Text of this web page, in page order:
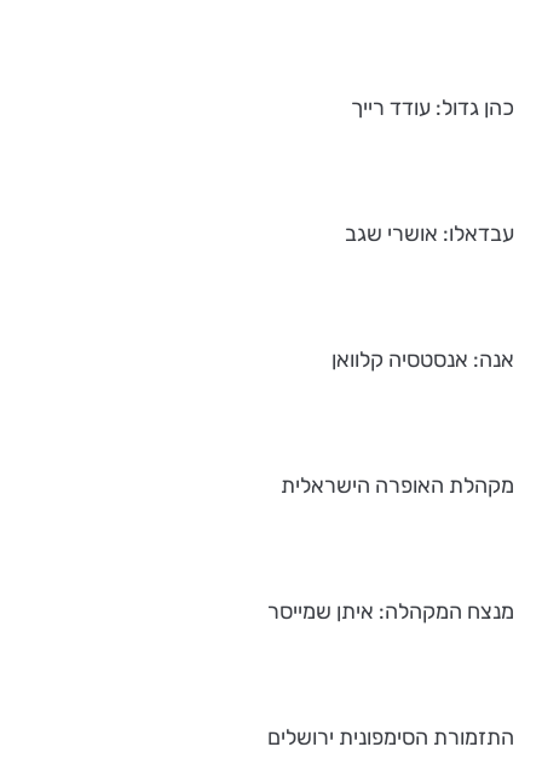
כהן גדול: עודד רייך
עבדאלו: אושרי שגב
אנה: אנסטסיה קלוואן
מקהלת האופרה הישראלית
מנצח המקהלה: איתן שמייסר
התזמורת הסימפונית ירושלים